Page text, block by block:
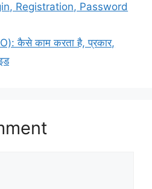
Registration, Password
कैसे काम करता है, प्रकार,